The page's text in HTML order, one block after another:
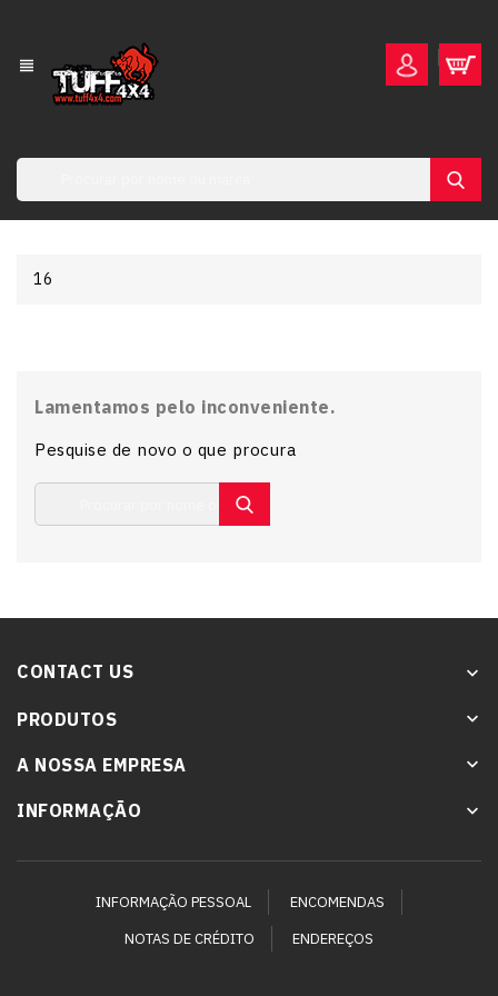
view_headline
16
Lamentamos pelo inconveniente.
Pesquise de novo o que procura
CONTACT US keyboard_arrow_down
PRODUTOS keyboard_arrow_down
A NOSSA EMPRESA keyboard_arrow_down
INFORMAÇÃO 
INFORMAÇÃO PESSOAL
ENCOMENDAS
NOTAS DE CRÉDITO
ENDEREÇOS